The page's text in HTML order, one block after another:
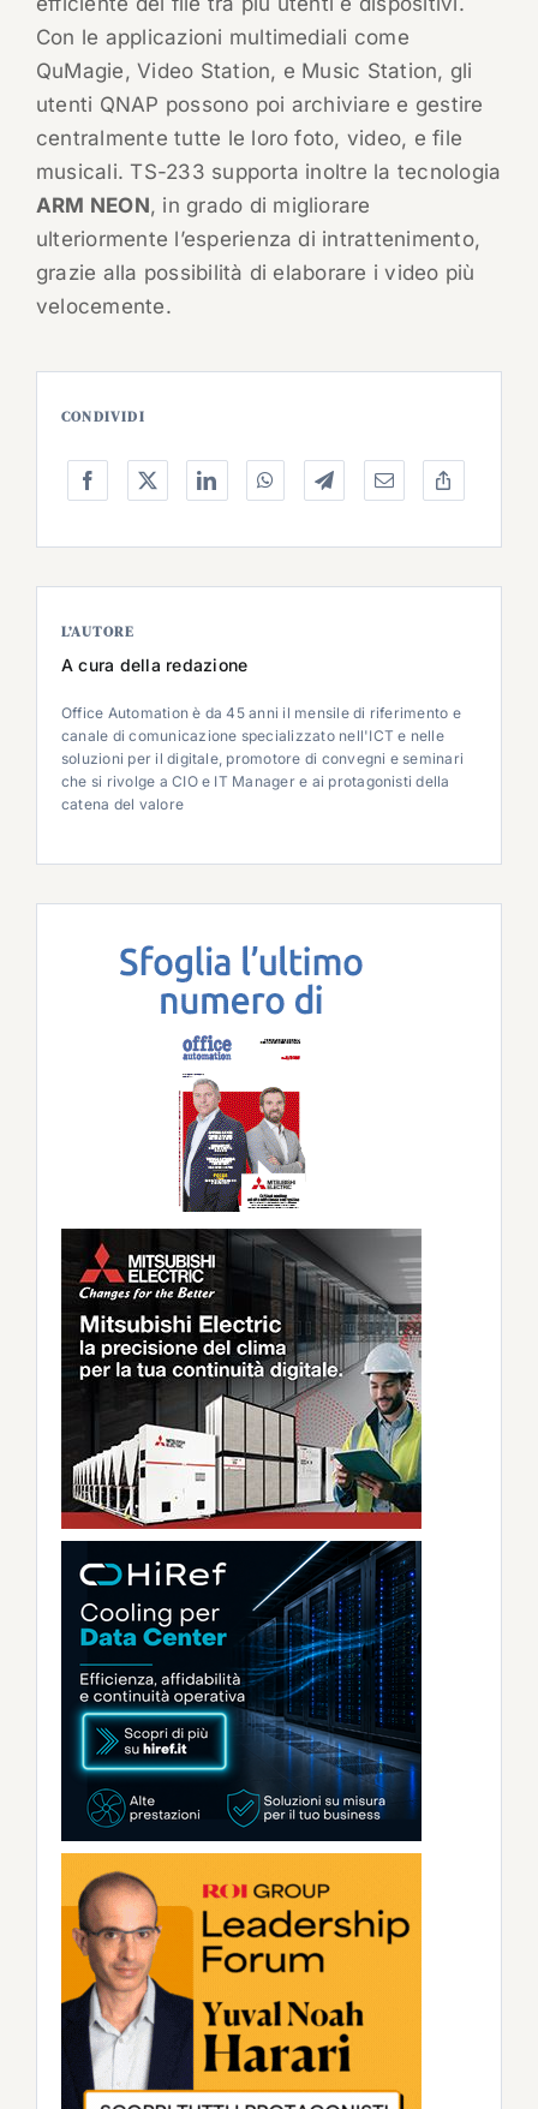
Con le applicazioni multimediali come
QuMagie, Video Station, e Music Station, gli
utenti QNAP possono poi archiviare e gestire
centralmente tutte le loro foto, video, e file
musicali. TS-233 supporta inoltre la tecnologia
ARM NEON, in grado di migliorare
ulteriormente l’esperienza di intrattenimento,
grazie alla possibilità di elaborare i video più
velocemente.
CONDIVIDI
L’AUTORE
A cura della redazione
Office Automation è da 45 anni il mensile di riferimento e
canale di comunicazione specializzato nell'ICT e nelle
soluzioni per il digitale, promotore di convegni e seminari
che si rivolge a CIO e IT Manager e ai protagonisti della
catena del valore